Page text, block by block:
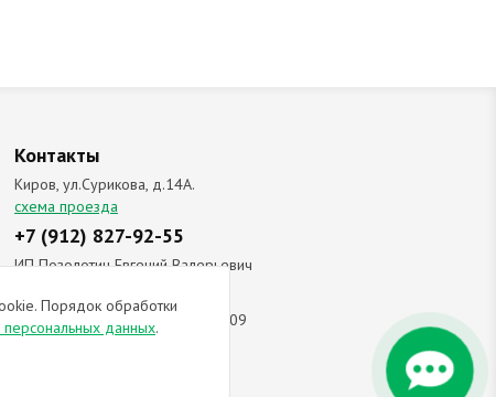
Контакты
Киров, ул.Сурикова, д.14А.
схема проезда
+7 (912) 827-92-55
ИП Позолотин Евгений Валерьевич
ИНН 434537218055 / ОГРН ИП
309434505600123 от 25.02.2009
с
Порядок обработки
персональных данных.